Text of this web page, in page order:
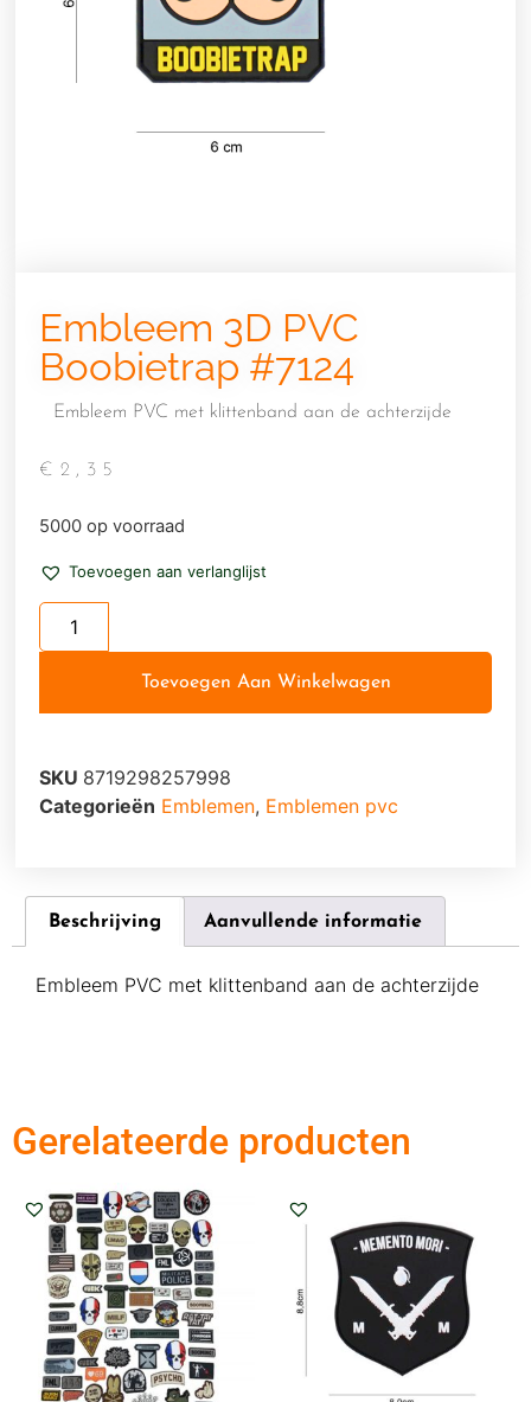
Embleem 3D PVC
Boobietrap #7124
Embleem PVC met klittenband aan de achterzijde
€ 2,35
5000 op voorraad
Toevoegen aan verlanglijst
Toevoegen Aan Winkelwagen
SKU 8719298257998
Categorieën Emblemen, Emblemen pvc
Beschrijving Aanvullende informatie
Embleem PVC met klittenband aan de achterzijde
Gerelateerde producten